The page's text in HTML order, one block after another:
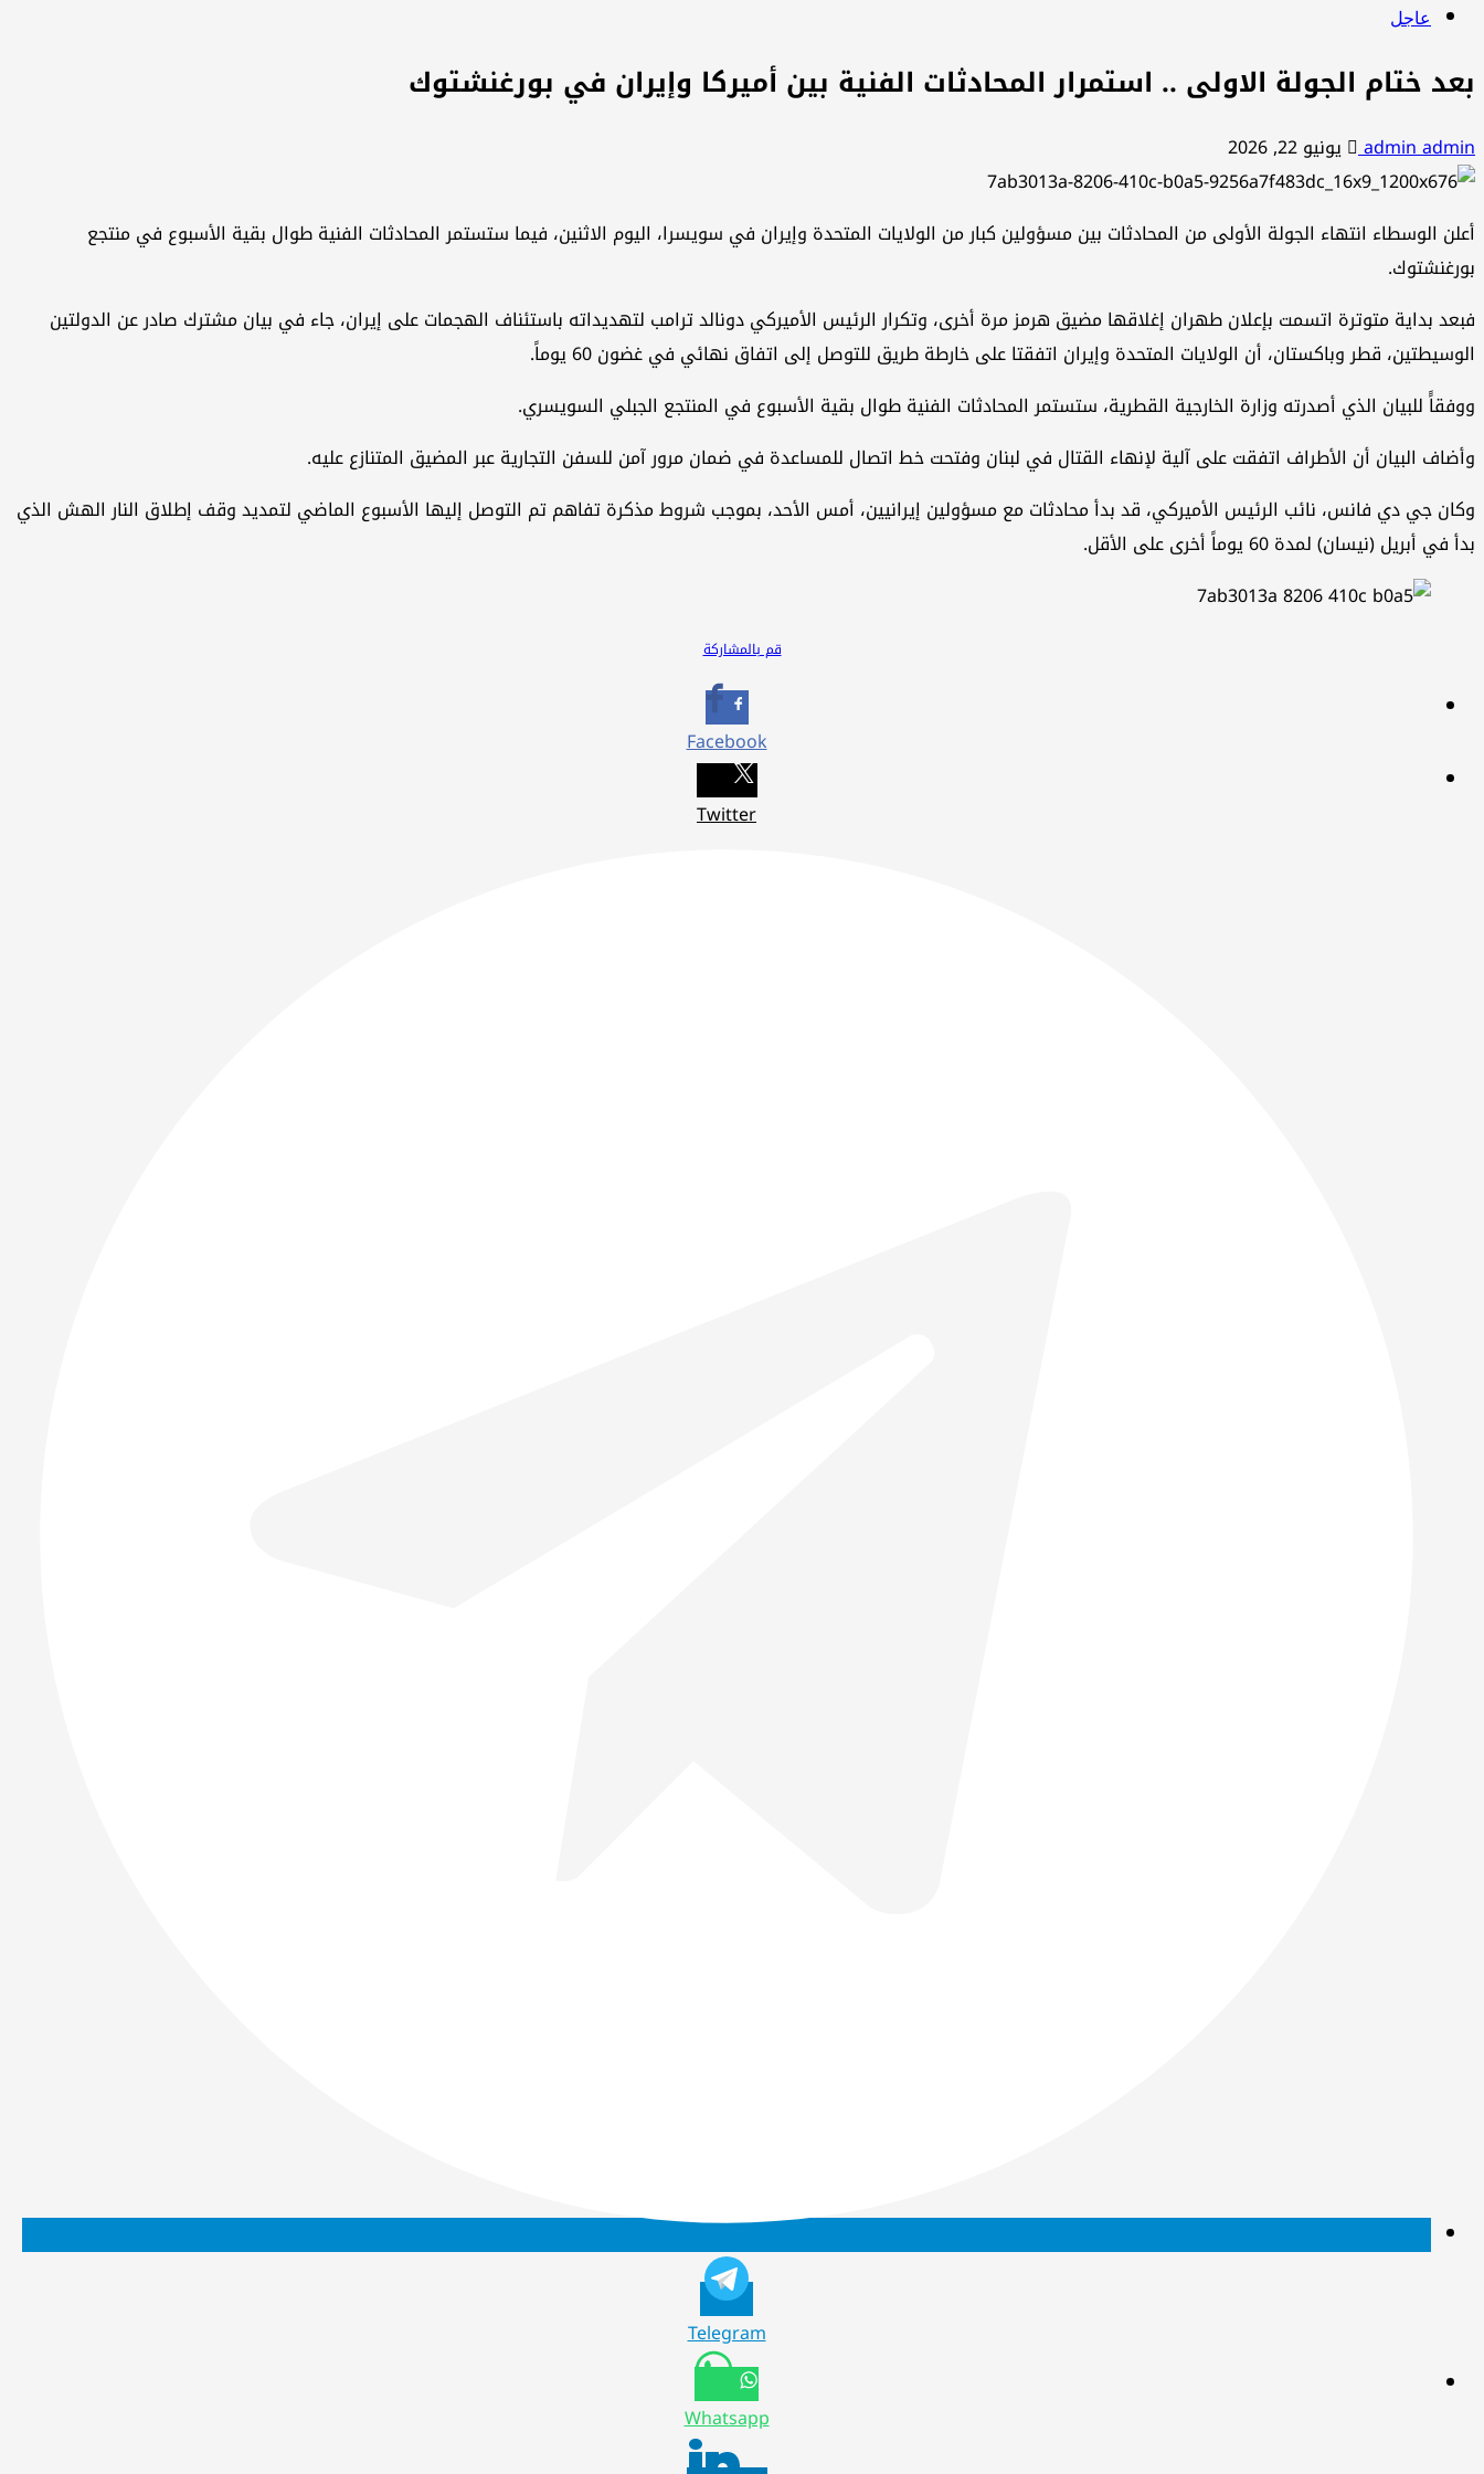
عاجل
بعد ختام الجولة الاولى .. استمرار المحادثات الفنية بين أميركا وإيران في بورغنشتوك
admin admin يونيو 22, 2026
أعلن الوسطاء انتهاء الجولة الأولى من المحادثات بين مسؤولين كبار من الولايات المتحدة وإيران في سويسرا، اليوم الاثنين، فيما ستستمر المحادثات الفنية طوال بقية الأسبوع في منتجع
بورغنشتوك.
فبعد بداية متوترة اتسمت بإعلان طهران إغلاقها مضيق هرمز مرة أخرى، وتكرار الرئيس الأميركي دونالد ترامب لتهديداته باستئناف الهجمات على إيران، جاء في بيان مشترك صادر عن الدولتين
الوسيطتين، قطر وباكستان، أن الولايات المتحدة وإيران اتفقتا على خارطة طريق للتوصل إلى اتفاق نهائي في غضون 60 يوماً.
ووفقاًَ للبيان الذي أصدرته وزارة الخارجية القطرية، ستستمر المحادثات الفنية طوال بقية الأسبوع في المنتجع الجبلي السويسري.
وأضاف البيان أن الأطراف اتفقت على آلية لإنهاء القتال في لبنان وفتحت خط اتصال للمساعدة في ضمان مرور آمن للسفن التجارية عبر المضيق المتنازع عليه.
وكان جي دي فانس، نائب الرئيس الأميركي، قد بدأ محادثات مع مسؤولين إيرانيين، أمس الأحد، بموجب شروط مذكرة تفاهم تم التوصل إليها الأسبوع الماضي لتمديد وقف إطلاق النار الهش الذي
بدأ في أبريل (نيسان) لمدة 60 يوماً أخرى على الأقل.
قم بالمشاركة
Facebook
Twitter
Telegram
Whatsapp